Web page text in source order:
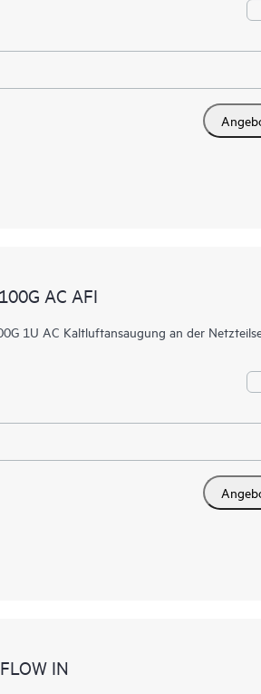
AC AFI
1U AC Kaltluftansaugung an der
IN